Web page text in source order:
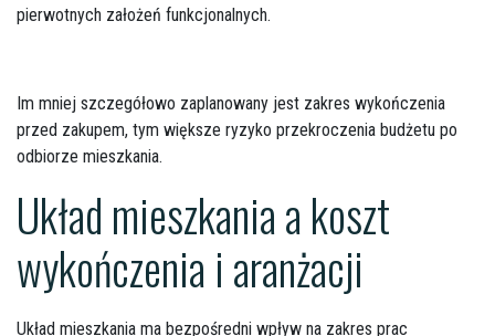
pierwotnych założeń funkcjonalnych.
Im mniej szczegółowo zaplanowany jest zakres wykończenia
przed zakupem, tym większe ryzyko przekroczenia budżetu po
odbiorze mieszkania.
Układ mieszkania a koszt
wykończenia i aranżacji
Układ mieszkania ma bezpośredni wpływ na zakres prac